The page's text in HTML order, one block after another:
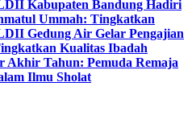
Kabupaten Bandung Hadiri
Ummah: Tingkatkan
Gedung Air Gelar Pengajian
Kualitas Ibadah
Akhir Tahun: Pemuda Remaja
Ilmu Sholat